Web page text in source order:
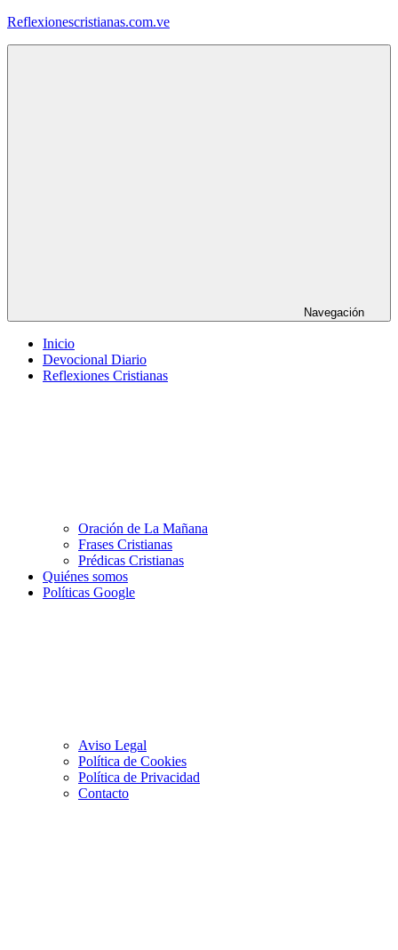
Saltar
Reflexionescristianas.com.ve
Navegación
Inicio
Devocional Diario
Reflexiones Cristianas
Oración de La Mañana
Frases Cristianas
Prédicas Cristianas
Quiénes somos
Políticas Google
Aviso Legal
Política de Cookies
Política de Privacidad
Contacto